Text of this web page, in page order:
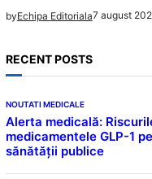
byEchipa Editoriala7 august
RECENT POSTS
NOUTATI MEDICALE
Alerta medicală:
medicamentele GLP-1
sănătății publice